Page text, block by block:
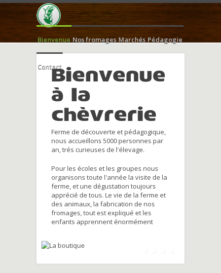
Bienvenue Nos fromages Marchés Pédagogie
ContactBienvenue
à la
chèvrerie
Ferme de découverte et pédagogique,
nous accueillons 5000 personnes par
an, trés curieuses de l'élevage.
Pour les écoles et les groupes nous
organisons toute l'année la visite de la
ferme, et une dégustation toujours
apprécié de tous. Le vie de la ferme et
des animaux, la fabrication de nos
fromages, tout est expliqué et les
enfants apprennent énormément